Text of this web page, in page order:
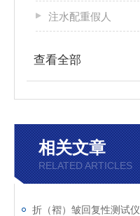
注水配重假人
查看全部
相关文章
RELATED ARTICLES
折（褶）皱回复性测试仪